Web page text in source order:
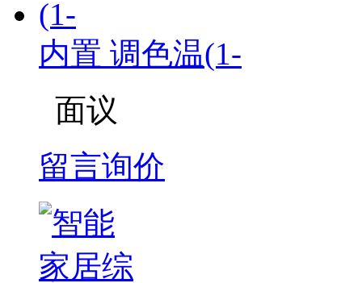
内置 调色温(1-
面议
留言询价